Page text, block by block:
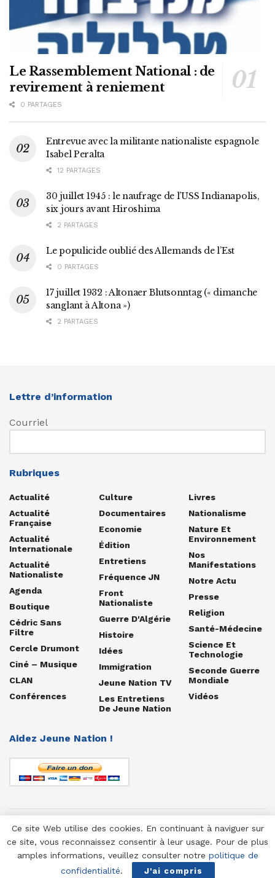
Le Rassemblement National : de
revirement à reniement
0 PARTAGES
Entrevue avec la militante nationaliste espagnole
Isabel Peralta
12 PARTAGES
30 juillet 1945 : le naufrage de l’USS Indianapolis,
six jours avant Hiroshima
2 PARTAGES
Le populicide oublié des Allemands de l’Est
0 PARTAGES
17 juillet 1932 : Altonaer Blutsonntag (« dimanche
sanglant à Altona »)
2 PARTAGES
Lettre d’information
Courriel
Rubriques
Actualité
Actualité
Française
Actualité
Internationale
Actualité
Nationaliste
Agenda
Boutique
Cédric Sans
Filtre
Cercle Drumont
Ciné – Musique
CLAN
Conférences
Culture
Documentaires
Economie
Édition
Entretiens
Fréquence JN
Front
Nationaliste
Guerre D'Algérie
Histoire
Idées
Immigration
Jeune Nation TV
Les Entretiens
De Jeune Nation
Livres
Nationalisme
Nature Et
Environnement
Nos
Manifestations
Notre Actu
Presse
Religion
Santé-Médecine
Science Et
Technologie
Seconde Guerre
Mondiale
Vidéos
Aidez Jeune Nation !
© 1958-2025 Jeune Nation
Ce site Web utilise des cookies. En continuant à naviguer sur
ce site, vous reconnaissez consentir à leur usage. Pour de plus
amples informations, veuillez consulter notre politique de
confidentialité. J'ai compris